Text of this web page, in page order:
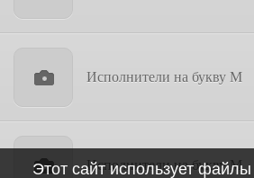
Исполнители на букву М
Исполнители на букву М
Этот сайт использует